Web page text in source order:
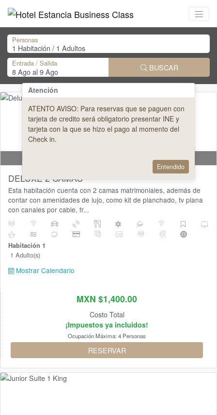
Atención
ATENTO AVISO: Para reservas que se paguen con
tarjeta de credito será obligatorio presentar INE y
tarjeta con la que se hizo el pago al momento del
Check in.
Entendido
Personas
Entrada / Salida BUSCAR
DELUXE 2 CAMAS
Esta habitación cuenta con 2 camas matrimoniales, además de
contar con amenidades de lujo, como kit de planchado, tv plana
con canales por cable, fr...
Habitación 1
1 Adulto(s)
Mostrar Calendario
MXN $1,400.00
Costo Total
¡Impuestos ya incluidos!
Ocupación Máxima:4 Personas
RESERVAR